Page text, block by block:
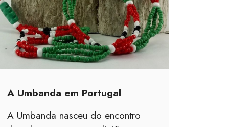
A Umbanda em Portugal
A Umbanda nasceu do encontro